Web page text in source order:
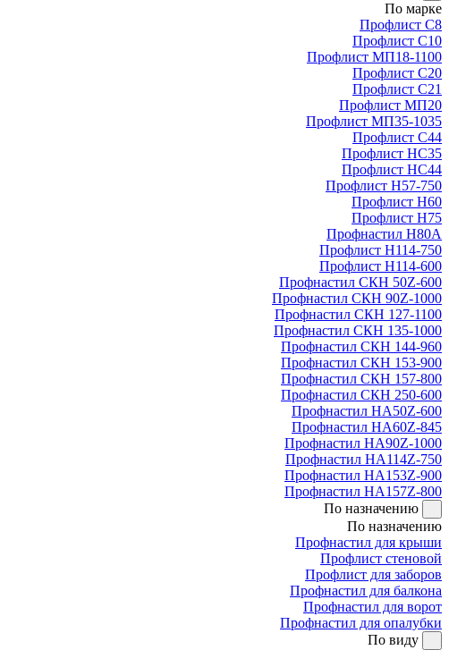
По марке
Профлист С8
Профлист С10
Профлист МП18-1100
Профлист С20
Профлист С21
Профлист МП20
Профлист МП35-1035
Профлист С44
Профлист НС35
Профлист НС44
Профлист Н57-750
Профлист Н60
Профлист Н75
Профнастил Н80А
Профлист Н114-750
Профлист Н114-600
Профнастил СКН 50Z-600
Профнастил СКН 90Z-1000
Профнастил СКН 127-1100
Профнастил СКН 135-1000
Профнастил СКН 144-960
Профнастил СКН 153-900
Профнастил СКН 157-800
Профнастил СКН 250-600
Профнастил НА50Z-600
Профнастил НА60Z-845
Профнастил НА90Z-1000
Профнастил НА114Z-750
Профнастил НА153Z-900
Профнастил НА157Z-800
По назначению
По назначению
Профнастил для крыши
Профлист стеновой
Профлист для заборов
Профнастил для балкона
Профнастил для ворот
Профнастил для опалубки
По виду